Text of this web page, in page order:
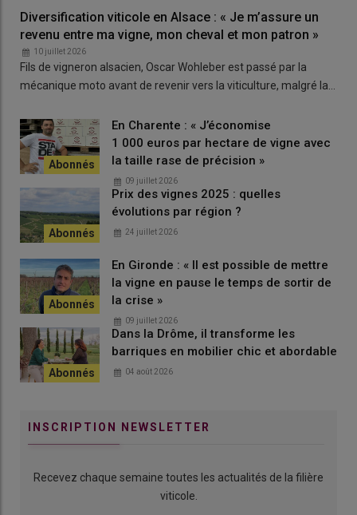
Diversification viticole en Alsace : « Je m’assure un
revenu entre ma vigne, mon cheval et mon patron »
10 juillet 2026
Fils de vigneron alsacien, Oscar Wohleber est passé par la
mécanique moto avant de revenir vers la viticulture, malgré la…
En Charente : « J’économise
1 000 euros par hectare de vigne avec
la taille rase de précision »
09 juillet 2026
Prix des vignes 2025 : quelles
évolutions par région ?
24 juillet 2026
En Gironde : « Il est possible de mettre
la vigne en pause le temps de sortir de
la crise »
09 juillet 2026
Dans la Drôme, il transforme les
barriques en mobilier chic et abordable
04 août 2026
INSCRIPTION NEWSLETTER
Recevez chaque semaine toutes les actualités de la filière
viticole.